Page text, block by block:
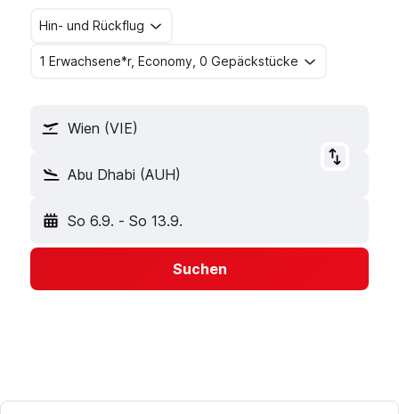
Hin- und Rückflug
1 Erwachsene*r, Economy, 0 Gepäckstücke
Wien (VIE)
Abu Dhabi (AUH)
So 6.9. - So 13.9.
Suchen